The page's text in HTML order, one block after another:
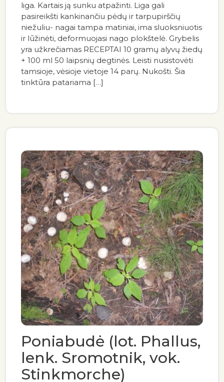
liga. Kartais ją sunku atpažinti. Liga gali
pasireikšti kankinančiu pėdų ir tarpupirščių
niežuliu- nagai tampa matiniai, ima sluoksniuotis
ir lūžinėti, deformuojasi nago plokštelė. Grybelis
yra užkrečiamas RECEPTAI 10 gramų alyvų žiedų
+ 100 ml 50 laipsnių degtinės. Leisti nusistovėti
tamsioje, vėsioje vietoje 14 parų. Nukošti. Šia
tinktūra patariama […]
Poniabudė (lot. Phallus,
lenk. Sromotnik, vok.
Stinkmorche)